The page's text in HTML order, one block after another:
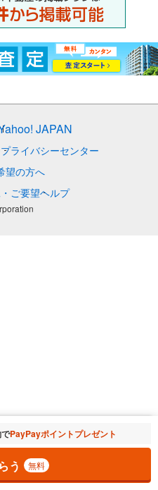
一覧を開く
PayPayポイントプレゼント
う 無料
JAPAN
プライバシーセンター
望の方へ
ご要望ヘルプ